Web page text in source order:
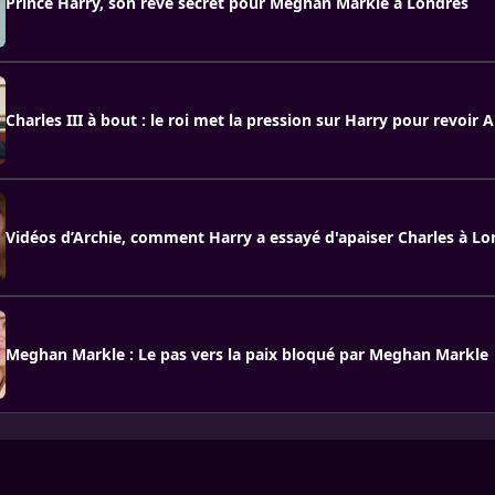
Charles III à bout : le roi met la pression sur Harry pour revoir
Vidéos d’Archie, comment Harry a essayé d'apaiser Charles à
Meghan Markle : Le pas vers la paix bloqué par Meghan Markle